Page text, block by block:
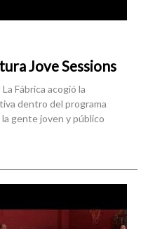
Jove Sessions
Fábrica acogió la
dentro del programa
gente joven y público